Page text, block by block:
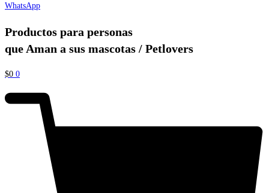
WhatsApp
Productos para personas
que Aman a sus mascotas / Petlovers
$0 0